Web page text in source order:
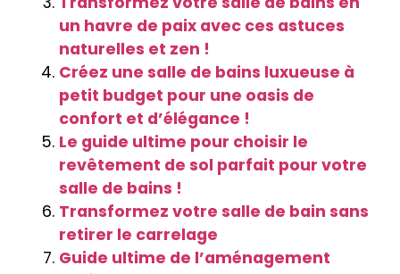
un havre de paix avec ces astuces
naturelles et zen !
Créez une salle de bains luxueuse à
petit budget pour une oasis de
confort et d’élégance !
Le guide ultime pour choisir le
revêtement de sol parfait pour votre
salle de bains !
Transformez votre salle de bain sans
retirer le carrelage
Guide ultime de l’aménagement